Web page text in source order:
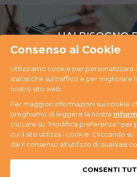
HAI BISOGNO
SCOPRI DI PIÙ
PR Ecology S.r.l. Via
Fontanafredda (PN) - Tel. +39
n.
Privacy &
Consenso ai Cookie
Utilizziamo cookie per personalizzare
statistiche sul traffico e per migliorare
nostro sito web.
Per maggiori informazioni sui cookie
preghiamo di leggere la nostra
cliccare su "Modifica preferenze" per
cui il sito utilizza i cookie. Cliccando
dai il consenso all'utilizzo di qualsiasi
CONSENTI